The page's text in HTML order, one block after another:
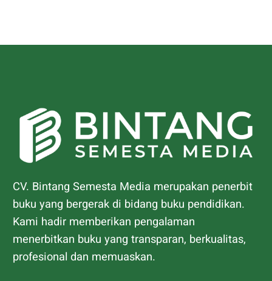
CV. Bintang Semesta Media merupakan penerbit
buku yang bergerak di bidang buku pendidikan.
Kami hadir memberikan pengalaman
menerbitkan buku yang transparan, berkualitas,
profesional dan memuaskan.